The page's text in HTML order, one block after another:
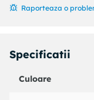
Raporteaza o
Specificatii
Culoare